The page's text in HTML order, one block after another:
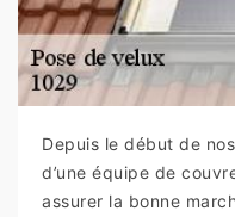
Depuis le début de
d’une équipe de
assurer la bonne